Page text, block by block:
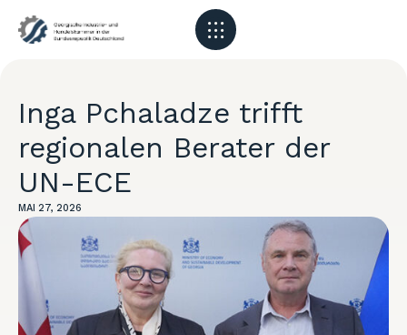
Inga Pchaladze trifft
regionalen Berater der
UN-ECE
MAI 27, 2026